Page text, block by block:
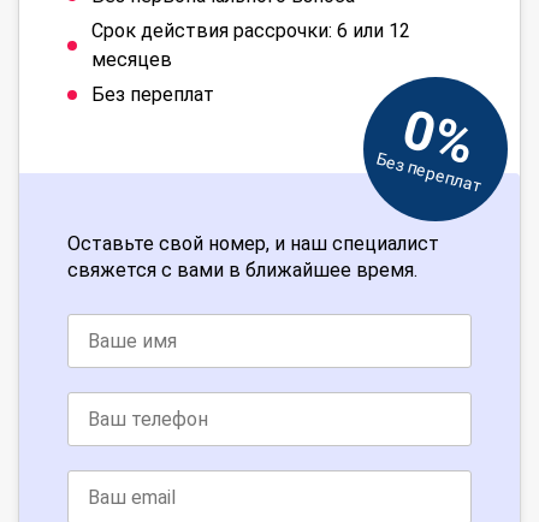
Срок действия рассрочки: 6 или 12
месяцев
Без переплат
0%
Без переплат
Оставьте свой номер, и наш специалист
свяжется с вами в ближайшее время.